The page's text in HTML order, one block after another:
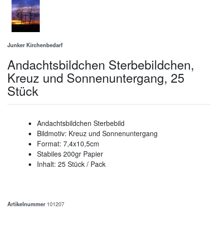
Junker Kirchenbedarf
Andachtsbildchen Sterbebildchen,
Kreuz und Sonnenuntergang, 25
Stück
Andachtsbildchen Sterbebild
Bildmotiv: Kreuz und Sonnenuntergang
Format: 7,4x10,5cm
Stabiles 200gr Papier
Inhalt: 25 Stück / Pack
Artikelnummer 101207